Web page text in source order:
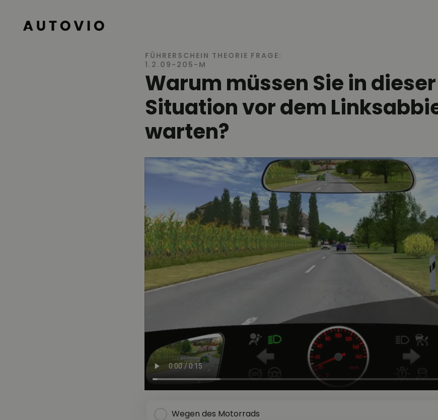
AUTOVIO
Warum müssen Sie in dieser
Situation vor dem
warten?
FÜHRERSCHEIN THEORIE FRAGE:
1.2.09-205-M
Wegen des Motorrads